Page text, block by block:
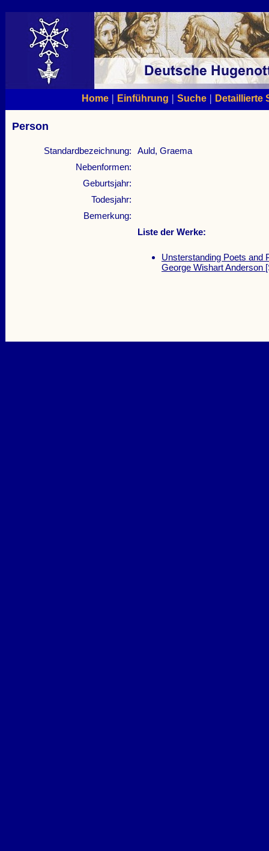
Home| Einführung | Suche| Detaillierte
Person
Standardbezeichnung:
Auld, Graema
Nebenformen:
Geburtsjahr:
Todesjahr:
Bemerkung:
Liste der Werke:
Unsterstanding Poets and
George Wishart Anderson